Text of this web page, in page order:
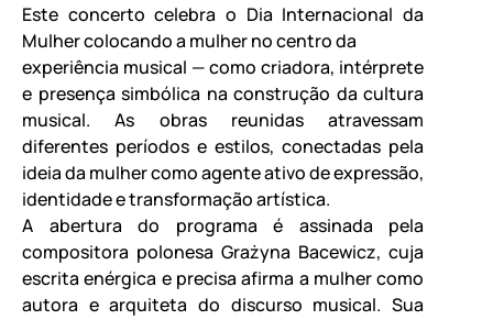
Este concerto celebra o Dia Internacional da
Mulher colocando a mulher no centro da
experiência musical — como criadora, intérprete
e presença simbólica na construção da cultura
musical. As obras reunidas atravessam
diferentes períodos e estilos, conectadas pela
ideia da mulher como agente ativo de expressão,
identidade e transformação artística.
A abertura do programa é assinada pela
compositora polonesa Grażyna Bacewicz, cuja
escrita enérgica e precisa afirma a mulher como
autora e arquiteta do discurso musical. Sua